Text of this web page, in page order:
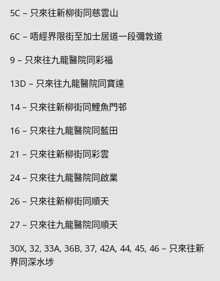
5C – 只來往新柳街同慈雲山
6C – 唔經界限街至加士居道一段彌敦道
9 – 只來往九龍醫院同彩福
13D – 只來往九龍醫院同寶達
14 – 只來往新柳街同鯉魚門邨
16 – 只來往九龍醫院同藍田
21 – 只來往新柳街同彩雲
24 – 只來往九龍醫院同啟業
26 – 只來往新柳街同順天
27 – 只來往九龍醫院同順天
30X, 32, 33A, 36B, 37, 42A, 44, 45, 46 – 只來往新
界同深水埗